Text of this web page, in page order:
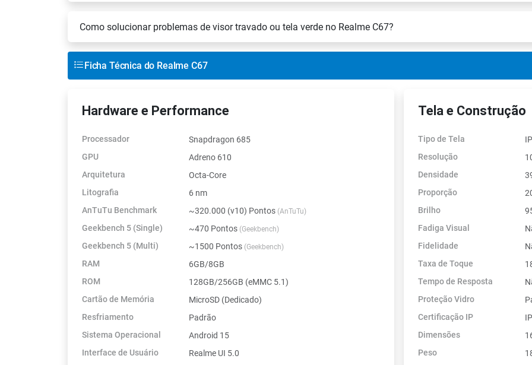
Como solucionar problemas de visor travado ou tela verde no Realme C67?
Ficha Técnica do Realme C67
Hardware e Performance
Processador
Snapdragon 685
GPU
Adreno 610
Arquitetura
Octa-Core
Litografia
6 nm
AnTuTu Benchmark
~320.000 (v10) Pontos (AnTuTu)
Geekbench 5 (Single) ~470 Pontos (Geekbench)
Geekbench 5 (Multi) ~1500 Pontos (Geekbench)
RAM
6GB/8GB
ROM
128GB/256GB (eMMC 5.1)
Cartão de Memória
MicroSD (Dedicado)
Resfriamento
Padrão
Sistema Operacional
Android 15
Interface de Usuário
Realme UI 5.0
Tela e Construção
Tipo de Tela
Resolução
Densidade
Proporção
Brilho
Fadiga Visual
Fidelidade
Taxa de Toque
Tempo de Resposta
Proteção Vidro
Certificação IP
Dimensões
Peso